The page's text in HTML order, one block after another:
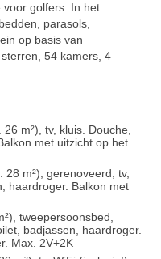
voor golfers. In het
parasols,
op basis van
54 kamers, 4
m²), tv, kluis. Douche,
met uitzicht op het
28 m²), gerenoveerd, tv,
haardroger. Balkon met
tweepersoonsbed,
badjassen, haardroger.
Max. 2V+2K